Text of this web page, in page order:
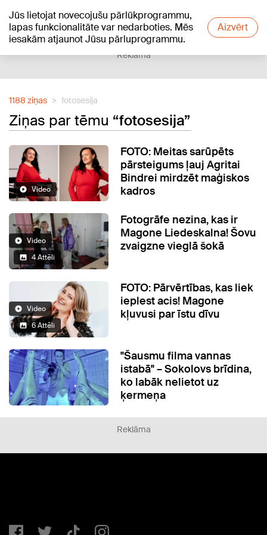
Jūs lietojat novecojušu pārlūkprogrammu,
lapas funkcionalitāte var nedarboties. Mēs
iesakām atjaunot Jūsu pārluprogrammu.
Aizvērt
+19°C
Reklāma
1188 ziņas fotosesija
Ziņas par tēmu “fotosesija”
Video
FOTO: Meitas sarūpēts
pārsteigums ļauj Agritai
Bindrei mirdzēt maģiskos
kadros
Video
4 Attēli
Fotogrāfe nezina, kas ir
Magone Liedeskalna! Šovu
zvaigzne vieglā šokā
Video
6 Attēli
FOTO: Pārvērtības, kas liek
ieplest acis! Magone
kļuvusi par īstu dīvu
"Šausmu filma vannas
istabā" – Sokolovs brīdina,
ko labāk nelietot uz
ķermeņa
Reklāma